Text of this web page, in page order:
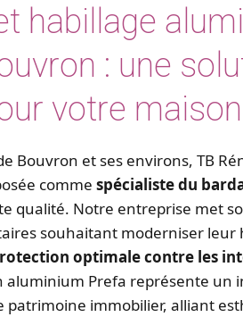
habillage
: une
votre maison
Bouvron et ses environs, TB
comme spécialiste du
qualité. Notre entreprise met
souhaitant moderniser
optimale contre les
aluminium Prefa représente un
patrimoine immobilier, alliant